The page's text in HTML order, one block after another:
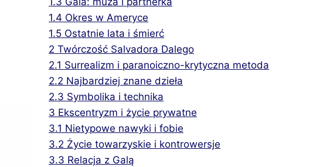
1.4 Okres w Ameryce
1.5 Ostatnie lata i śmierć
2 Twórczość Salvadora Dalego
2.1 Surrealizm i paranoiczno-krytyczna metoda
2.2 Najbardziej znane dzieła
2.3 Symbolika i technika
3 Ekscentryzm i życie prywatne
3.1 Nietypowe nawyki i fobie
3.2 Życie towarzyskie i kontrowersje
3.3 Relacja z Galą